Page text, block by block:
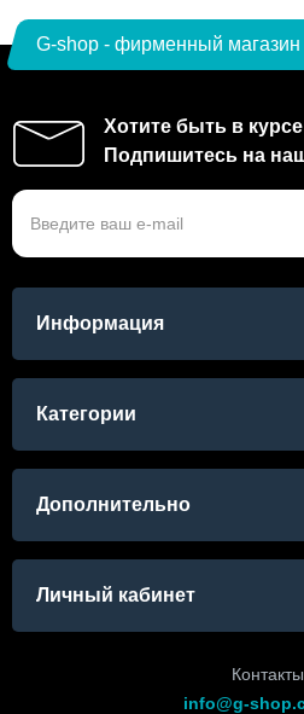
G-shop - фирменный магазин
Хотите быть в
Подпишитесь на
Информация
Категории
Дополнительно
Личный кабинет
info@g-